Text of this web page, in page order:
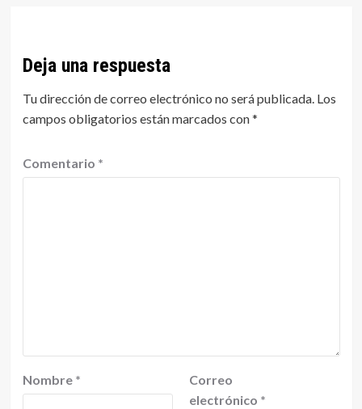
Deja una respuesta
Tu dirección de correo electrónico no será publicada. Los
campos obligatorios están marcados con*
Comentario *
Nombre *
Correo
electrónico *